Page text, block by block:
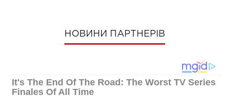
НОВИНИ ПАРТНЕРІВ